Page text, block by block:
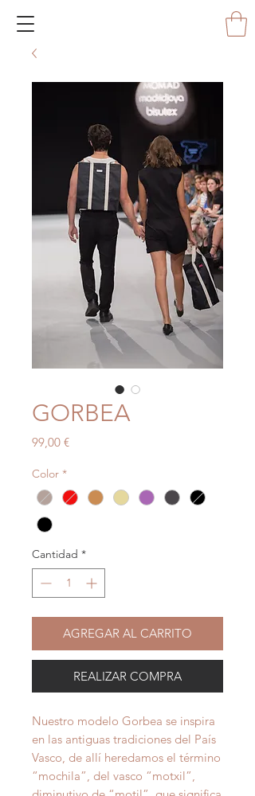
GORBEA
99,00 €Precio
Color *
Cantidad *
AGREGAR AL CARRITO
REALIZAR COMPRA
Nuestro modelo Gorbea se inspira
en las antiguas tradiciones del País
Vasco, de allí heredamos el término
“mochila”, del vasco “motxil”,